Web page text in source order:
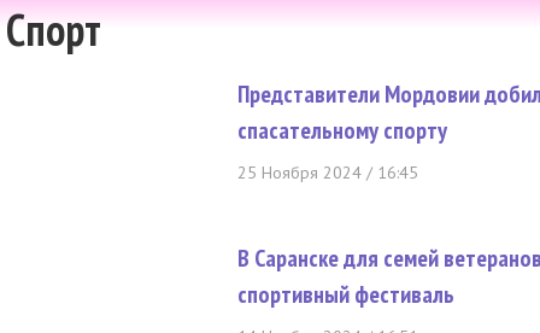
Спорт
Представители Мордовии
спасательному спорту
25 Ноября 2024 / 16:45
В Саранске для семей
спортивный фестиваль